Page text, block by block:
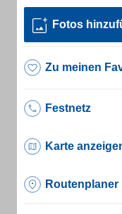
Fotos
Zu meinen
Festnetz
Karte
Routenplaner